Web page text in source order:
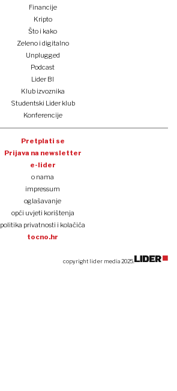
Financije
Kripto
Što i kako
Zeleno i digitalno
Unplugged
Podcast
Lider BI
Klub izvoznika
Studentski Lider klub
Konferencije
Pretplati se
Prijava na newsletter
e-lider
o nama
impressum
oglašavanje
opći uvjeti korištenja
politika privatnosti i kolačića
tocno.hr
copyright lider media 2025.